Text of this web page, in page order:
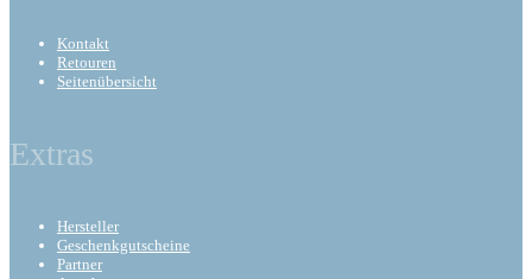
Kontakt
Retouren
Seitenübersicht
Extras
Hersteller
Geschenkgutscheine
Partner